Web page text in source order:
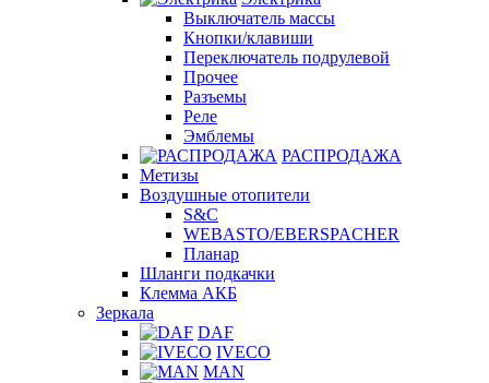
Выключатель массы
Кнопки/клавиши
Переключатель подрулевой
Прочее
Разъемы
Реле
Эмблемы
РАСПРОДАЖА
Метизы
Воздушные отопители
S&C
WEBASTO/EBERSPACHER
Планар
Шланги подкачки
Клемма АКБ
Зеркала
DAF
IVECO
MAN